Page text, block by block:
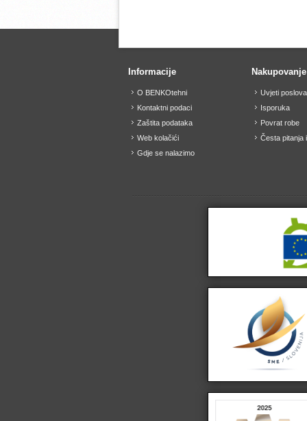
Informacije
O BENKOtehni
Kontaktni podaci
Zaštita podataka
Web kolačići
Gdje se nalazimo
Uvjeti
Isporuka
Povrat robe
Česta pitanja